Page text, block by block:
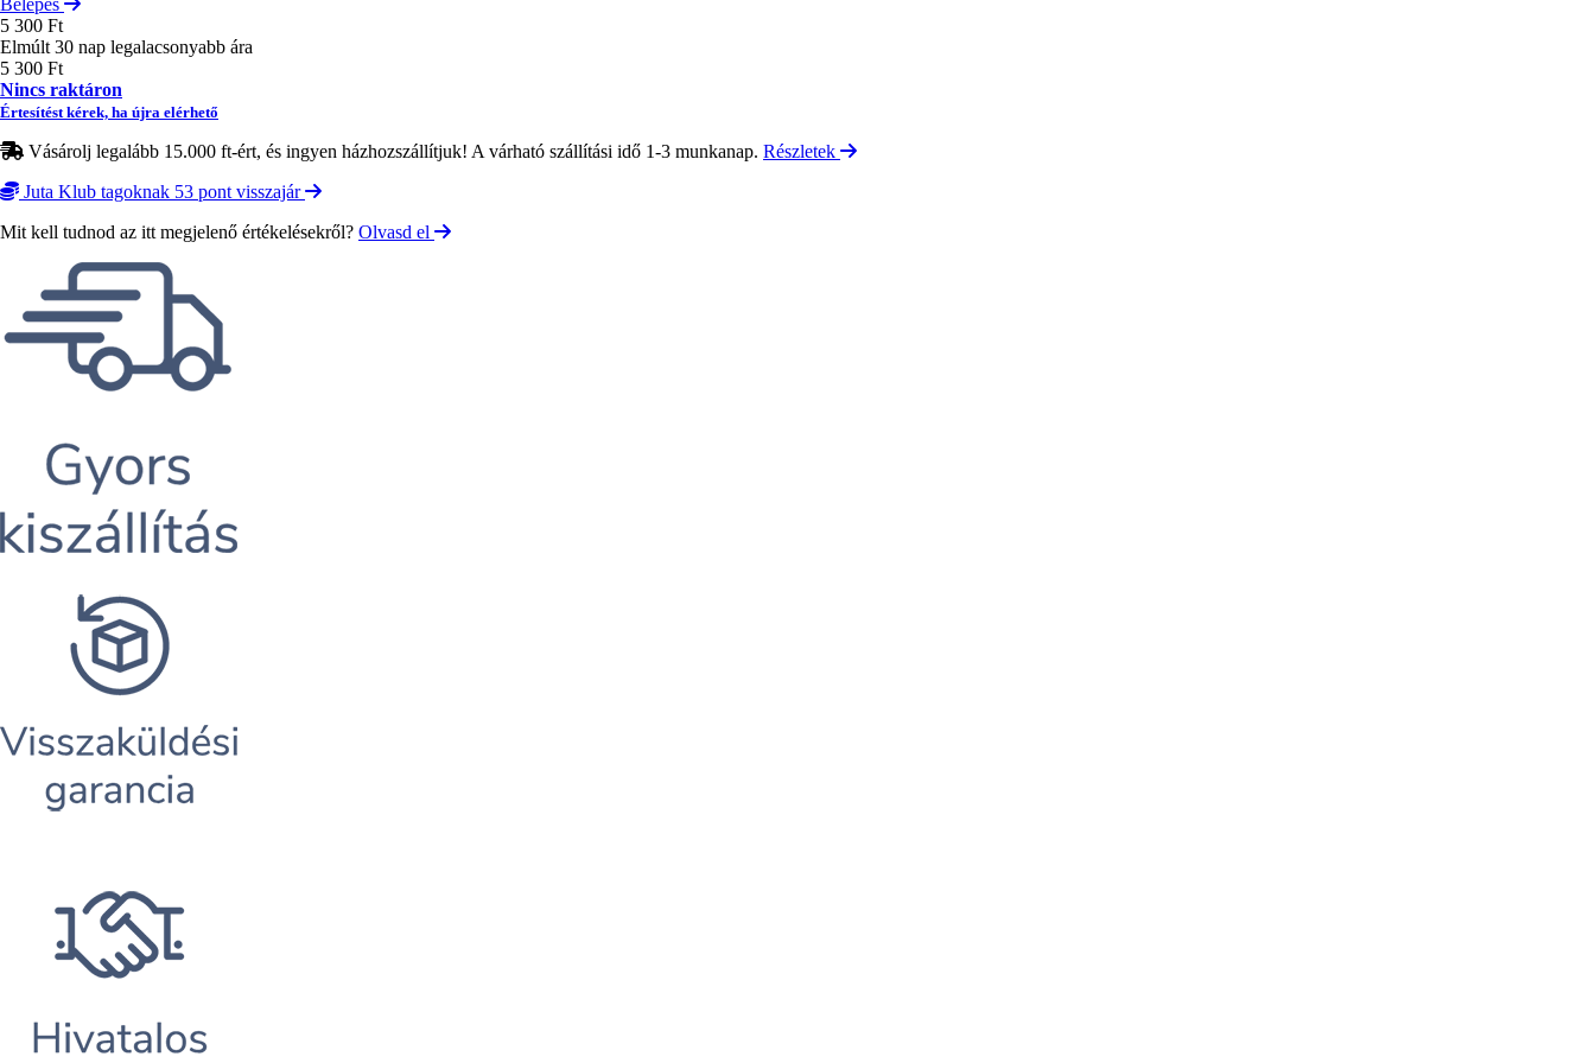
5 300 Ft
Elmúlt 30 nap legalacsonyabb ára
5 300 Ft
Nincs raktáron
Értesítést kérek, ha újra elérhető
Vásárolj legalább 15.000 ft-ért, és ingyen házhozszállítjuk! A várható szállítási idő 1-3 munkanap. Részletek
Juta Klub tagoknak 53 pont visszajár
Mit kell tudnod az itt megjelenő értékelésekről? Olvasd el